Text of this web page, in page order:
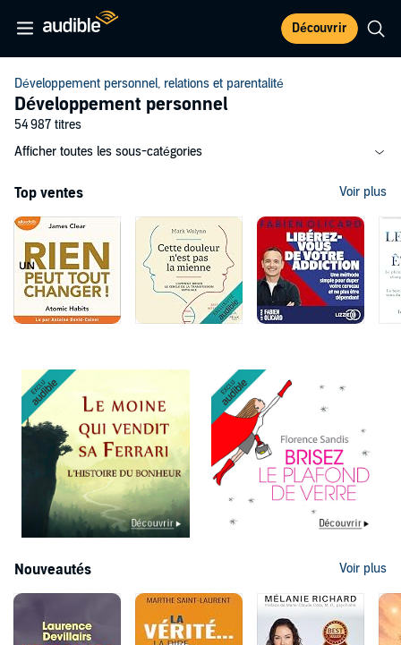
Découvrir
Développement personnel, relations et parentalité
Développement personnel
54 987 titres
Afficher toutes les sous-catégories
Top ventes Voir plus
Nouveautés Voir plus